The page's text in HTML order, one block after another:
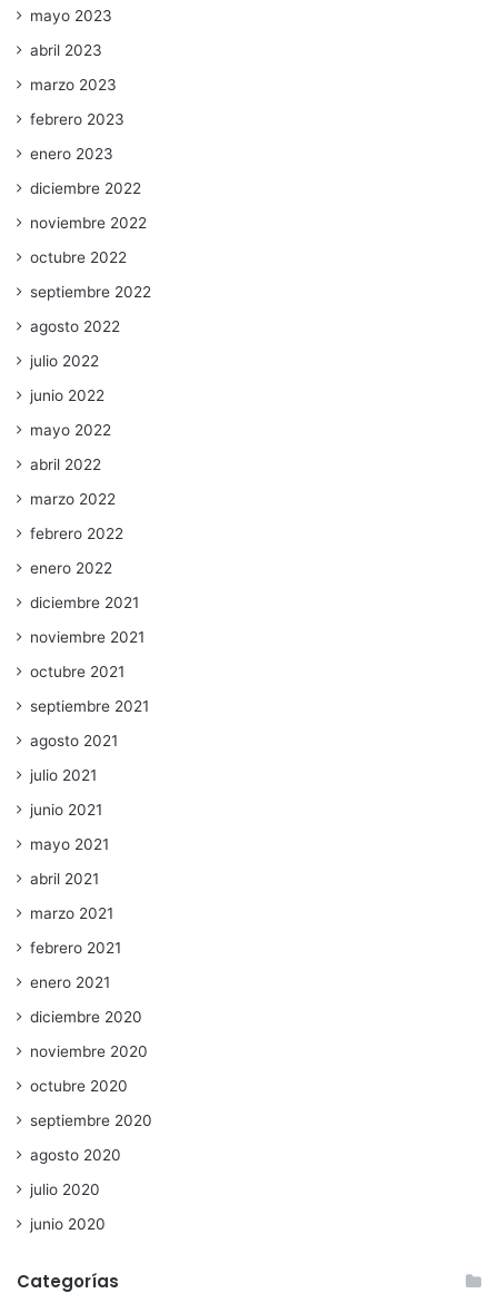
mayo 2023
abril 2023
marzo 2023
febrero 2023
enero 2023
diciembre 2022
noviembre 2022
octubre 2022
septiembre 2022
agosto 2022
julio 2022
junio 2022
mayo 2022
abril 2022
marzo 2022
febrero 2022
enero 2022
diciembre 2021
noviembre 2021
octubre 2021
septiembre 2021
agosto 2021
julio 2021
junio 2021
mayo 2021
abril 2021
marzo 2021
febrero 2021
enero 2021
diciembre 2020
noviembre 2020
octubre 2020
septiembre 2020
agosto 2020
julio 2020
junio 2020
Categorías